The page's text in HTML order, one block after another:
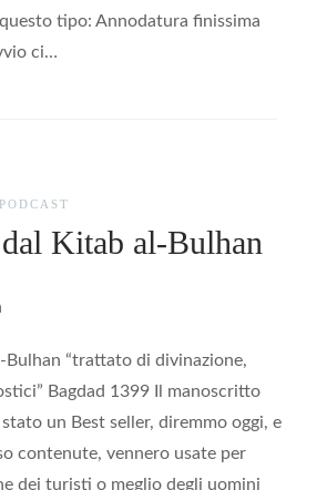
tipo: Annodatura finissima
ci…
PODCAST
Kitab al-Bulhan
Bulhan “trattato di divinazione,
Bagdad 1399 Il manoscritto
un Best seller, diremmo oggi, e
contenute, vennero usate per
dei turisti o meglio degli uomini